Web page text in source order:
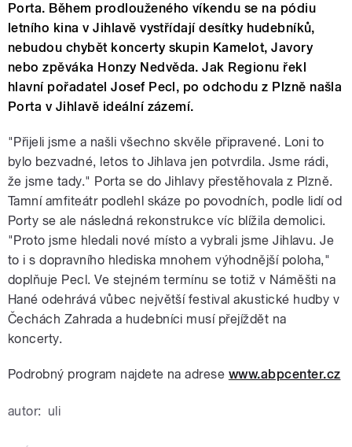
Porta. Během prodlouženého víkendu se na pódiu
letního kina v Jihlavě vystřídají desítky hudebníků,
nebudou chybět koncerty skupin Kamelot, Javory
nebo zpěváka Honzy Nedvěda. Jak Regionu řekl
hlavní pořadatel Josef Pecl, po odchodu z Plzně našla
Porta v Jihlavě ideální zázemí.
"Přijeli jsme a našli všechno skvěle připravené. Loni to
bylo bezvadné, letos to Jihlava jen potvrdila. Jsme rádi,
že jsme tady." Porta se do Jihlavy přestěhovala z Plzně.
Tamní amfiteátr podlehl skáze po povodních, podle lidí od
Porty se ale následná rekonstrukce víc blížila demolici.
"Proto jsme hledali nové místo a vybrali jsme Jihlavu. Je
to i s dopravního hlediska mnohem výhodnější poloha,"
doplňuje Pecl. Ve stejném termínu se totiž v Náměšti na
Hané odehrává vůbec největší festival akustické hudby v
Čechách Zahrada a hudebníci musí přejíždět na
koncerty.
Podrobný program najdete na adrese www.abpcenter.cz
autor: uli